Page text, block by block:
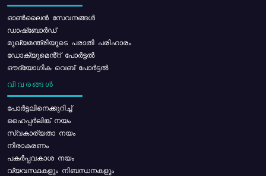
ഓൺലൈൻ സേവനങ്ങൾ
ഡാഷ്ബോർഡ്
മുഖ്യമന്ത്രിയുടെ പരാതി പരിഹാരം
ഡോക്യുമെൻ്റ് പോർട്ടൽ
ഔദ്യോഗിക വെബ് പോർട്ടൽ
വിവരങ്ങൾ
പോര്‍ട്ടലിനെക്കുറിച്ച്
ഹൈപ്പർലിങ്ക് നയം
സ്വകാര്യതാ നയം
നിരാകരണം
പകർപ്പവകാശ നയം
വ്യവസ്ഥകളും നിബന്ധനകളും